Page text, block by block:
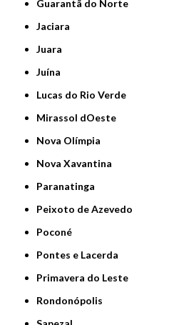
Guarantã do Norte
Jaciara
Juara
Juína
Lucas do Rio Verde
Mirassol dOeste
Nova Olímpia
Nova Xavantina
Paranatinga
Peixoto de Azevedo
Poconé
Pontes e Lacerda
Primavera do Leste
Rondonópolis